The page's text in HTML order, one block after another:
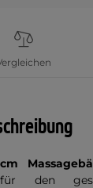
den